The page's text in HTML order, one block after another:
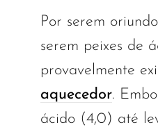
Por serem
serem peixes de
provavelmente
aquecedor.
ácido (4,0) até